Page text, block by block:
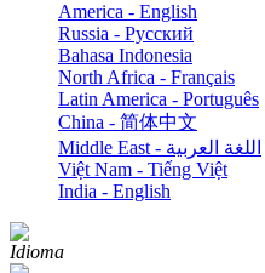
America - English
Russia - Pусский
Bahasa Indonesia
North Africa - Français
Latin America - Português
China - 简体中文
Middle East - اللغة العربية
Việt Nam - Tiếng Việt
India - English
Idioma